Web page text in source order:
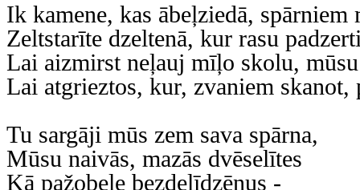
Ik kamene, kas ābeļziedā,
Zeltstarīte dzeltenā, kur rasu
Lai aizmirst neļauj mīļo skolu,
Lai atgrieztos, kur, zvaniem skanot,
Tu sargāji mūs zem sava spārna,
Mūsu naivās, mazās dvēselītes
Kā pažobele bezdelīdzēnus -